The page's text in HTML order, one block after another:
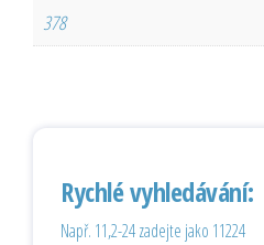
378
Rychlé vyhledávání:
Např. 11,2-24 zadejte jako 11224